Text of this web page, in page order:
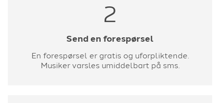
2
Send en forespørsel
En forespørsel er gratis og uforpliktende.
Musiker varsles umiddelbart på sms.